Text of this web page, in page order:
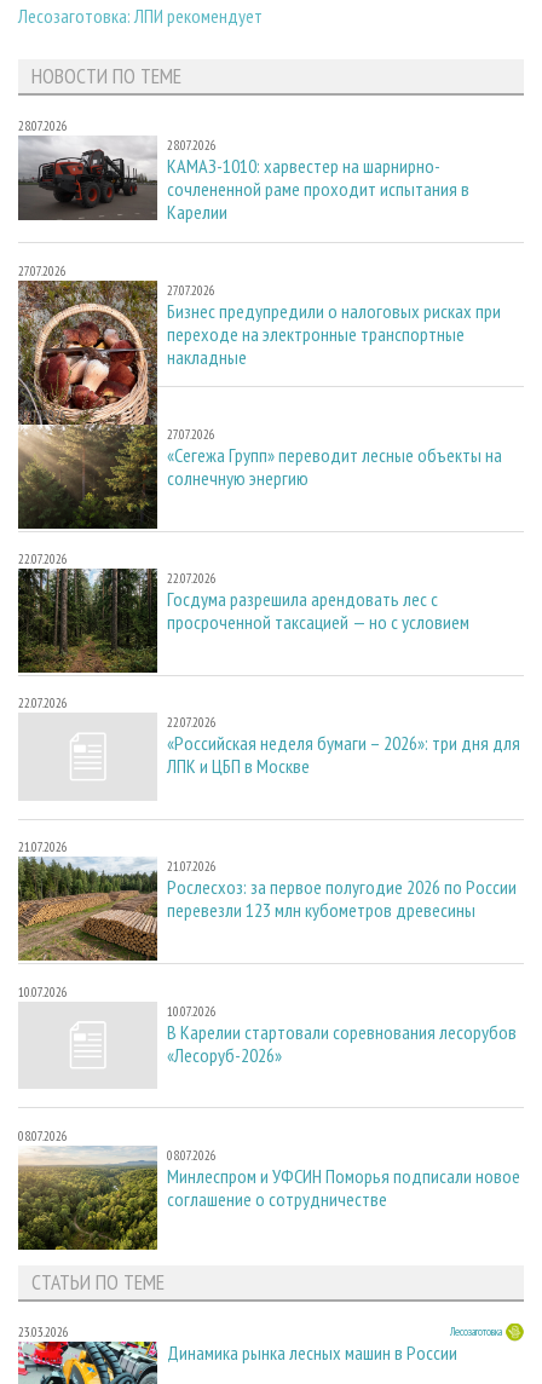
Лесозаготовка: ЛПИ рекомендует
НОВОСТИ ПО ТЕМЕ
28.07.2026
28.07.2026
КАМАЗ-1010: харвестер на шарнирно-
сочлененной раме проходит испытания в
Карелии
27.07.2026
27.07.2026
Бизнес предупредили о налоговых рисках при
переходе на электронные транспортные
накладные
27.07.2026
27.07.2026
«Сегежа Групп» переводит лесные объекты на
солнечную энергию
22.07.2026
22.07.2026
Госдума разрешила арендовать лес с
просроченной таксацией — но с условием
22.07.2026
22.07.2026
«Российская неделя бумаги – 2026»: три дня для
ЛПК и ЦБП в Москве
21.07.2026
21.07.2026
Рослесхоз: за первое полугодие 2026 по России
перевезли 123 млн кубометров древесины
10.07.2026
10.07.2026
В Карелии стартовали соревнования лесорубов
«Лесоруб-2026»
08.07.2026
08.07.2026
Минлеспром и УФСИН Поморья подписали новое
соглашение о сотрудничестве
СТАТЬИ ПО ТЕМЕ
23.03.2026 Лесозаготовка
Динамика рынка лесных машин в России